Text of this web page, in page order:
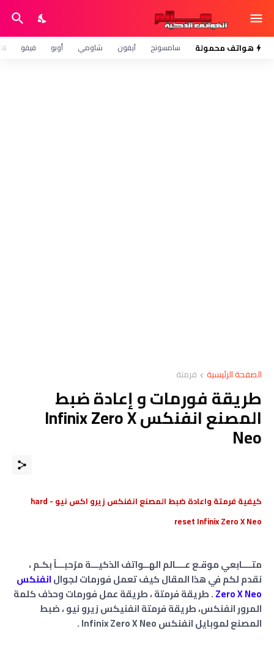
هواتف محمولة سامسونج آيفون شاومي أوبو فيفو
الصفحة الرئيسية فرمتة
طريقة فورمات و إعادة ضبط
المصنع انفنكس Infinix Zero X
Neo
كيفية فرمتة واعادة ضبط المصنع انفنكس زيرو اكس نيو - hard
reset Infinix Zero X Neo
متــــابعي موقـع عــــالم الهــواتف الذكيـــة مرْحبـــاً بكـم ،
نقدم لكم في هذا المقال كيف تعمل فورمات لجوالانفنكس
Zero X Neo. طريقة فرمتة ، ﻃﺮﻳﻘﺔ عمل فورمات وحذف كلمة
المرور انفنكس، طريقة فرمتة انفنيكس زيرو نيو ، ضبط
المصنع لموبايل انفنكس Infinix Zero X Neo .